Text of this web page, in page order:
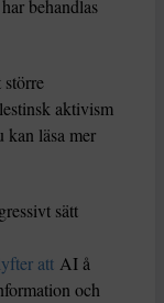
behandlas
större
aktivism
kan läsa mer
sätt
att AI å
och